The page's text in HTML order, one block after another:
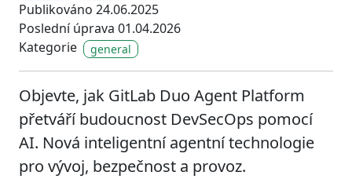
Publikováno 24.06.2025
Poslední úprava 01.04.2026
Kategorie
general
Objevte, jak GitLab Duo Agent Platform
přetváří budoucnost DevSecOps pomocí
AI. Nová inteligentní agentní technologie
pro vývoj, bezpečnost a provoz.